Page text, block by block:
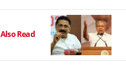
Also Read